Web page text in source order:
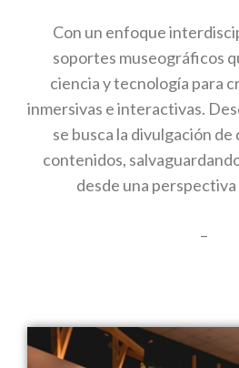
Con un enfoque
soportes museográficos
ciencia y tecnología para
inmersivas e interactivas.
se busca la divulgación
contenidos,
desde una
–